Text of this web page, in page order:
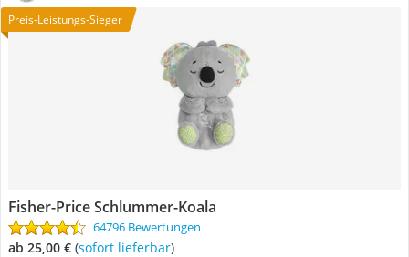
Preis-Leistungs-Sieger
Fisher-Price Schlummer-Koala
64796 Bewertungen
ab 25,00 € ( Sofort lieferbar)